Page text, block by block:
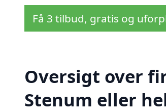
Få 3 tilbud, gratis og
Oversigt over
Stenum eller